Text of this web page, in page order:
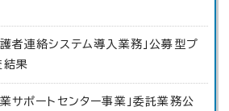
者連絡システム導入業務」公募型プ
結果
サポートセンター事業」委託業務公